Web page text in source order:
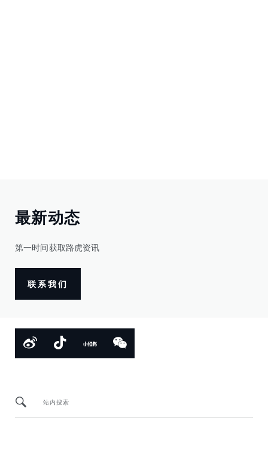
最新动态
第一时间获取路虎资讯
联系我们
站内搜索